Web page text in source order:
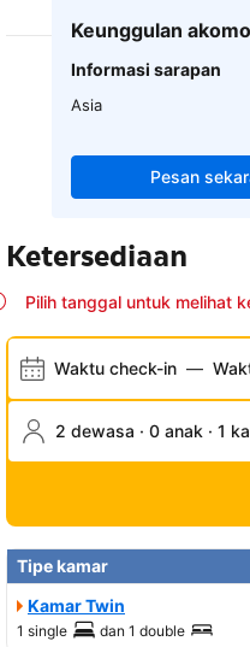
Keunggulan
Informasi sarapan
Asia
Pesan
Ketersediaan
Pilih tanggal untuk melihat
Waktu check-in —
2 dewasa · 0 anak · 1
Tipe kamar
Kamar Twin
1 single dan 1 double